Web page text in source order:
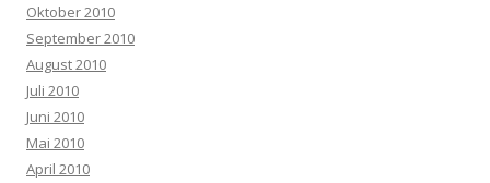
Oktober 2010
September 2010
August 2010
Juli 2010
Juni 2010
Mai 2010
April 2010